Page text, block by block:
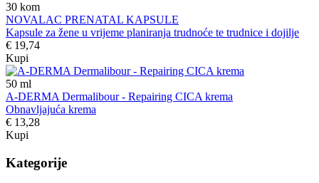
30 kom
NOVALAC PRENATAL KAPSULE
Kapsule za žene u vrijeme planiranja trudnoće te trudnice i dojilje
€ 19,74
Kupi
50 ml
A-DERMA Dermalibour - Repairing CICA krema
Obnavljajuća krema
€ 13,28
Kupi
Kategorije